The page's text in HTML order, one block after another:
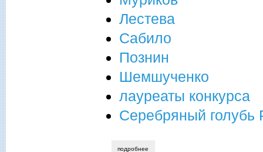
Лестева
Сабило
Познин
Шемшученко
лауреаты конкурса
Серебряный голубь
подробнее